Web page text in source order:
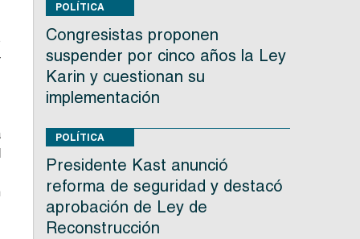
POLÍTICA
Congresistas proponen
suspender por cinco años la Ley
Karin y cuestionan su
implementación
POLÍTICA
Presidente Kast anunció
reforma de seguridad y destacó
aprobación de Ley de
Reconstrucción